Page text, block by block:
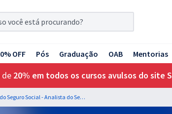
OFF Pós Graduação OAB Mentorias
de 20% em todos os cursos avulsos do site
INSS - Instituto Nacional do Seguro Social - Analista do Seguro Social - Formação: Serviço Social (Pré-Edital)